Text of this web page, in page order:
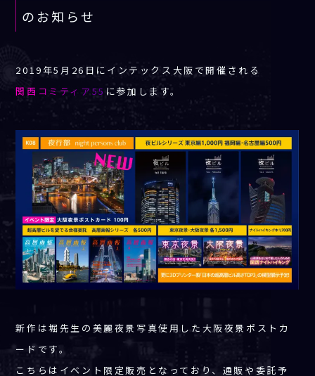
のお知らせ
2019年5月26日にインテックス大阪で開催される
関西コミティア55 に参加します。
新作は堀先生の美麗夜景写真使用した大阪夜景ポストカ
ードです。
こちらはイベント限定販売となっており、通販や委託予